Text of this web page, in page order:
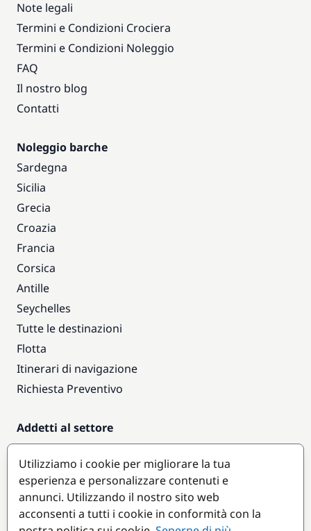
Note legali
Termini e Condizioni Crociera
Termini e Condizioni Noleggio
FAQ
Il nostro blog
Contatti
Noleggio barche
Sardegna
Sicilia
Grecia
Croazia
Francia
Corsica
Antille
Seychelles
Tutte le destinazioni
Flotta
Itinerari di navigazione
Richiesta Preventivo
Addetti al settore
Accesso armatori
Diventare partner
Destinazioni popolari
Utilizziamo i cookie per migliorare la tua
esperienza e personalizzare contenuti e
annunci. Utilizzando il nostro sito web
acconsenti a tutti i cookie in conformità con la